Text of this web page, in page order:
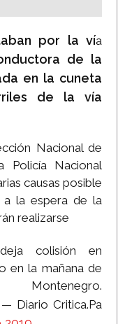
por la vía
de la
en la cuneta
de la vía
Nacional de
Policía Nacional
causas posible
a la espera de la
realizarse
colisión en
en la mañana de
— Diario Critica.Pa